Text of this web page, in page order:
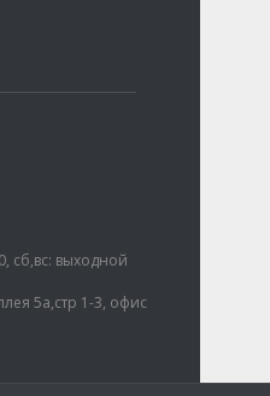
сб,вс: выходной
5а,стр 1-3, офис